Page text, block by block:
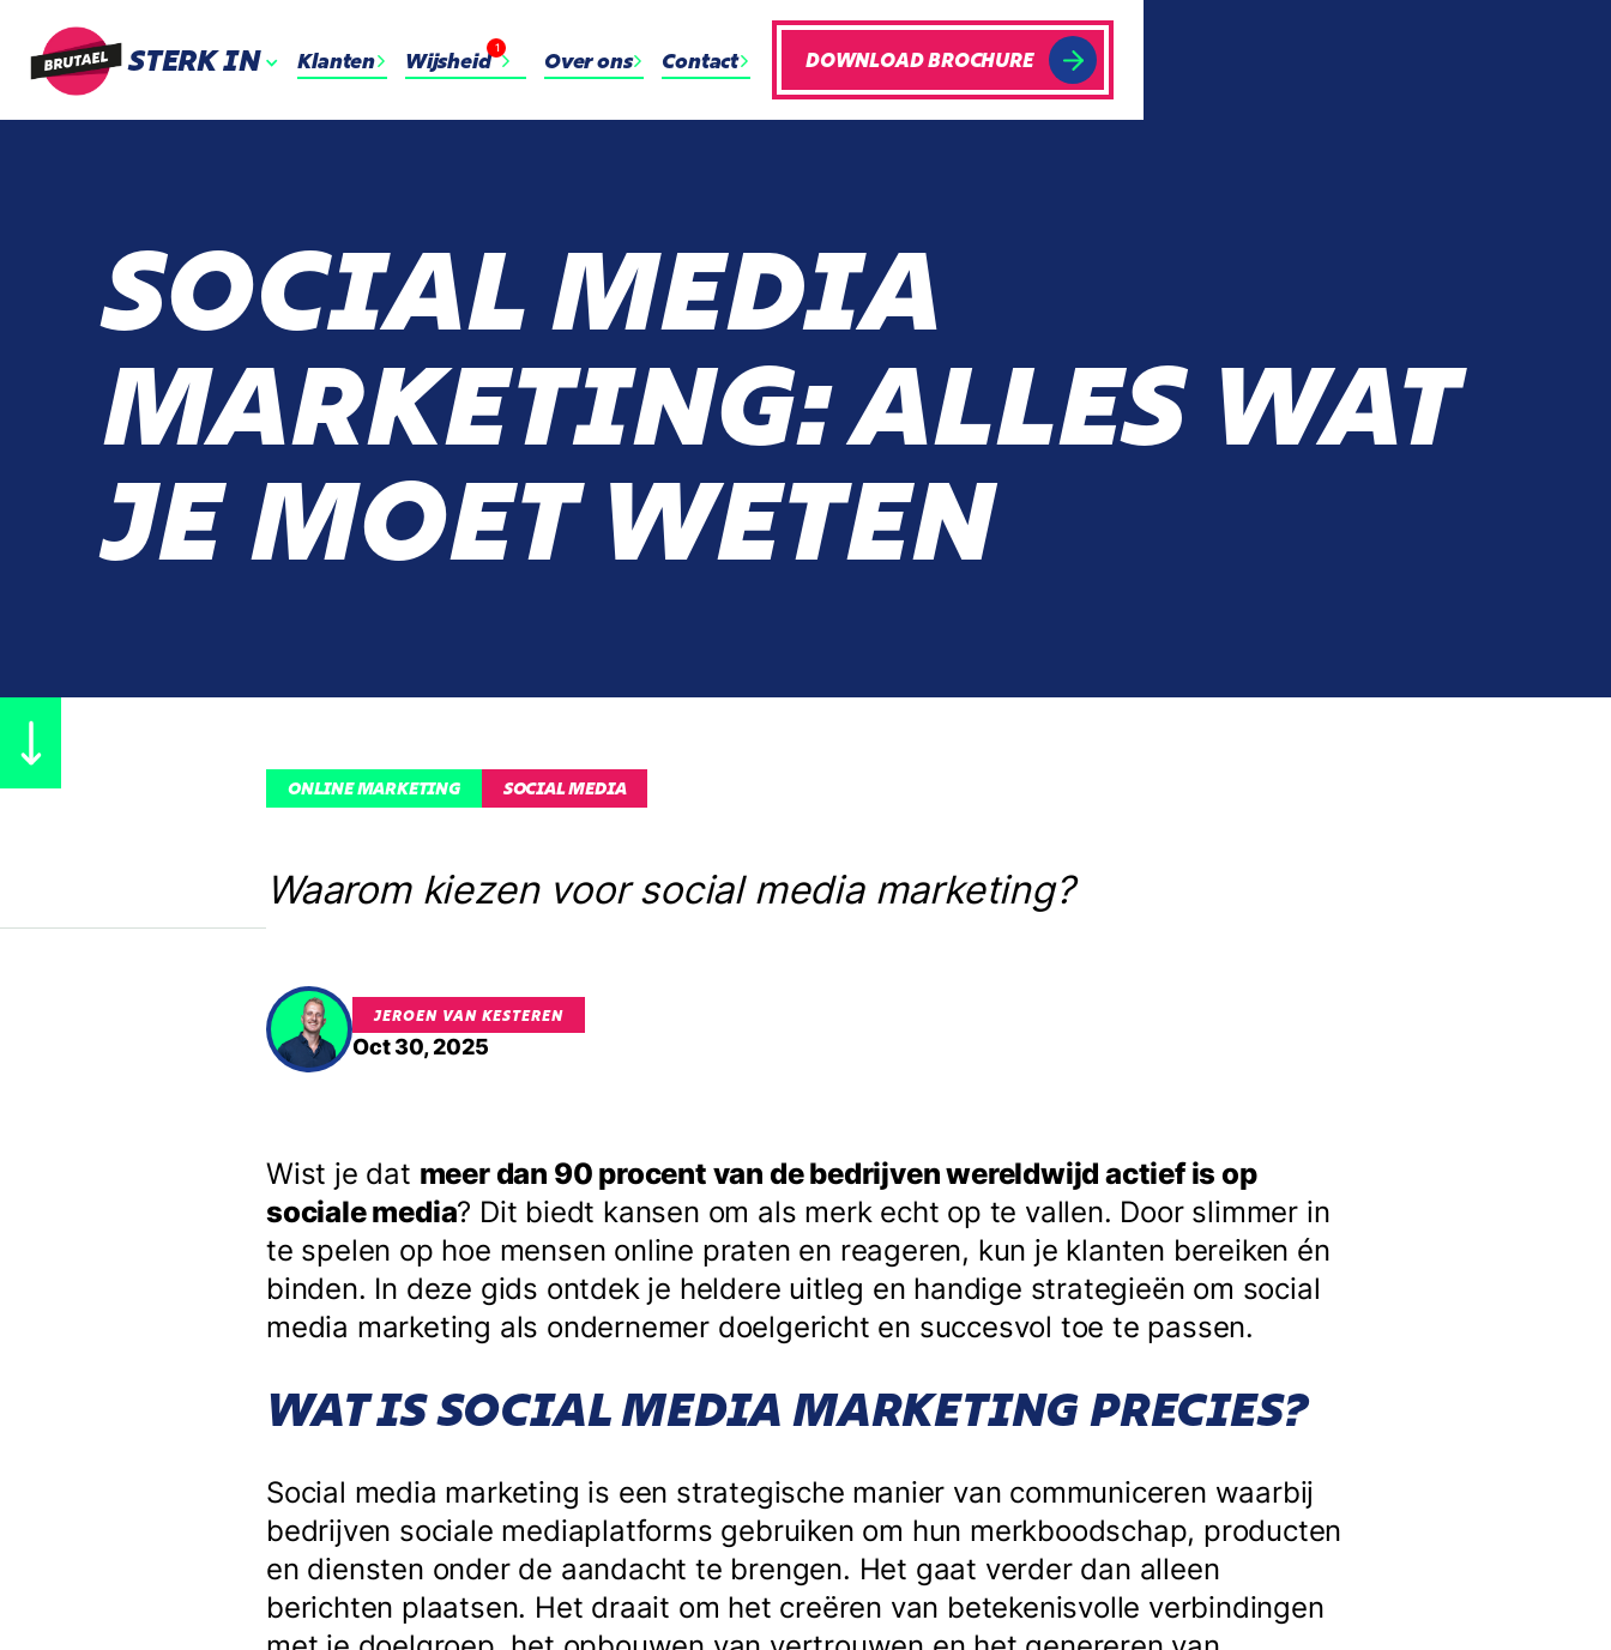
STERK IN Klanten Wijsheid
1
Over ons Contact DOWNLOAD BROCHURE
SOCIAL MEDIA
MARKETING: ALLES WAT
JE MOET WETEN
ONLINE MARKETING SOCIAL MEDIA
Waarom kiezen voor social media marketing?
JEROEN VAN KESTEREN
Oct 30, 2025
Wist je dat meer dan 90 procent van de bedrijven wereldwijd actief is op
sociale media? Dit biedt kansen om als merk echt op te vallen. Door slimmer in
te spelen op hoe mensen online praten en reageren, kun je klanten bereiken én
binden. In deze gids ontdek je heldere uitleg en handige strategieën om social
media marketing als ondernemer doelgericht en succesvol toe te passen.
WAT IS SOCIAL MEDIA MARKETING PRECIES?
Social media marketing is een strategische manier van communiceren waarbij
bedrijven sociale mediaplatforms gebruiken om hun merkboodschap, producten
en diensten onder de aandacht te brengen. Het gaat verder dan alleen
berichten plaatsen. Het draait om het creëren van betekenisvolle verbindingen